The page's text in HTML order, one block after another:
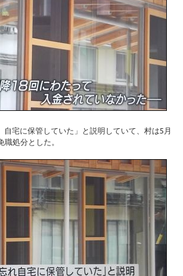
自宅に保管していた」と説明していて、村は5月
職処分とした。